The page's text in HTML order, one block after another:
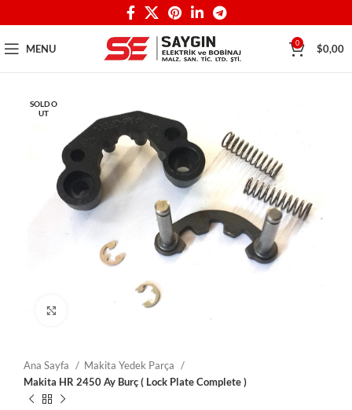
MENU 0 $0,00
SOLD O
UT
Ana Sayfa
Makita Yedek Parça
Makita HR 2450 Ay Burç ( Lock Plate Complete )